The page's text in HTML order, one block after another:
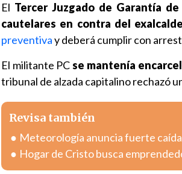
El Tercer Juzgado de Garantía
cautelares en contra del
preventivay deberá cumplir con
El militante PCse mantenía
tribunal de alzada capitalino rechazó
Revisa también
Meteorología anuncia fuerte
Hogar de Cristo busca